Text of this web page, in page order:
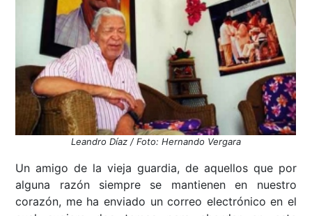
Leandro Díaz / Foto: Hernando Vergara
Un amigo de la vieja guardia, de aquellos que por
alguna razón siempre se mantienen en nuestro
corazón, me ha enviado un correo electrónico en el